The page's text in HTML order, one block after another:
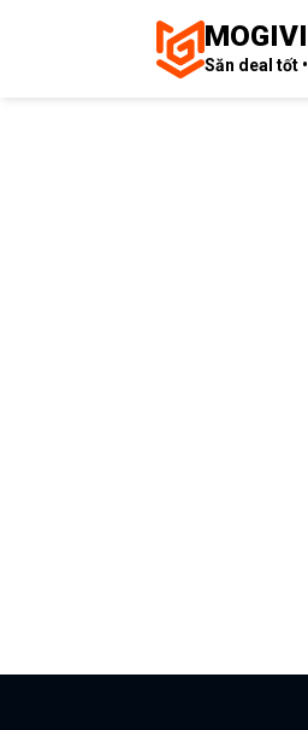
MOGIVI
Săn deal tốt •